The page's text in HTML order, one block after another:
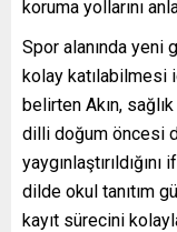
koruma yollarını
Spor alanında yeni
kolay katılabilmesi
belirten Akın,
dilli doğum öncesi
dilde okul tanıtım
kayıt sürecini